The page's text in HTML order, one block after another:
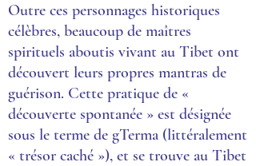
Outre ces personnages historiques
célèbres, beaucoup de maîtres
spirituels aboutis vivant au Tibet ont
découvert leurs propres mantras de
guérison. Cette pratique de «
découverte spontanée » est désignée
sous le terme de gTerma (littéralement
« trésor caché »), et se trouve au Tibet